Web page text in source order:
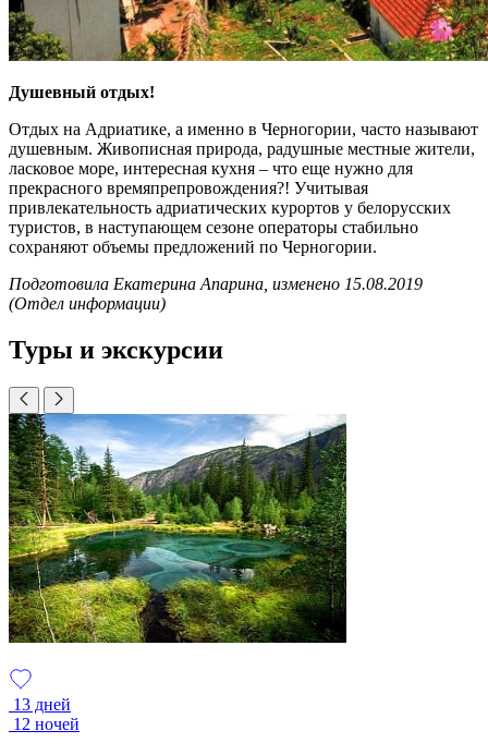
Душевный отдых!
Отдых на Адриатике, а именно в Черногории, часто называют
душевным. Живописная природа, радушные местные жители,
ласковое море, интересная кухня – что еще нужно для
прекрасного времяпрепровождения?! Учитывая
привлекательность адриатических курортов у белорусских
туристов, в наступающем сезоне операторы стабильно
сохраняют объемы предложений по Черногории.
Подготовила Екатерина Апарина, изменено 15.08.2019
(Отдел информации)
Туры и экскурсии
13 дней
12 ночей